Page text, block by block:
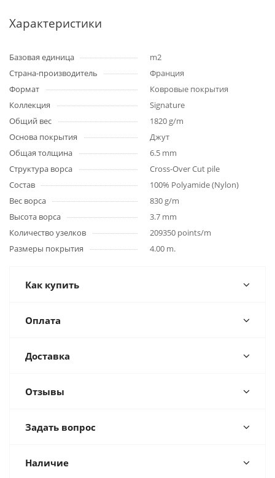
Характеристики
Базовая единица
m2
Страна-производитель
Франция
Формат
Ковровые покрытия
Коллекция
Signature
Общий вес
1820 g/m
Основа покрытия
Джут
Общая толщина
6.5 mm
Структура ворса
Cross-Over Cut pile
Состав
100% Polyamide (Nylon)
Вес ворса
830 g/m
Высота ворса
3.7 mm
Количество узелков
209350 points/m
Размеры покрытия
4.00 m.
Как купить
Оплата
Доставка
Отзывы
Задать вопрос
Наличие